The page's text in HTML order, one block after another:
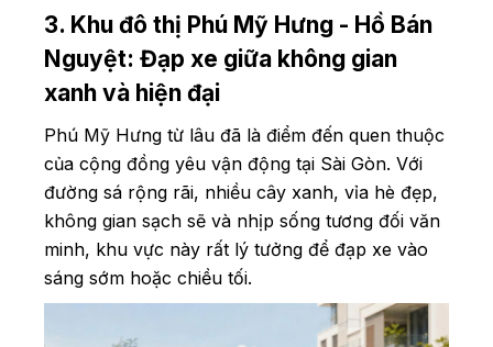
3. Khu đô thị Phú Mỹ Hưng - Hồ Bán
Nguyệt: Đạp xe giữa không gian
xanh và hiện đại
Phú Mỹ Hưng từ lâu đã là điểm đến quen thuộc
của cộng đồng yêu vận động tại Sài Gòn. Với
đường sá rộng rãi, nhiều cây xanh, vỉa hè đẹp,
không gian sạch sẽ và nhịp sống tương đối văn
minh, khu vực này rất lý tưởng để đạp xe vào
sáng sớm hoặc chiều tối.